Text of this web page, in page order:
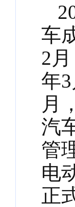
车
2
年
月
汽
管
电
正